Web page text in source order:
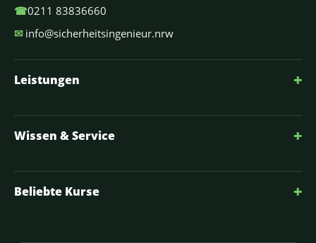
☎0211 83836660
✉ info@sicherheitsingenieur.nrw
Leistungen +
Wissen & Service +
Beliebte Kurse +